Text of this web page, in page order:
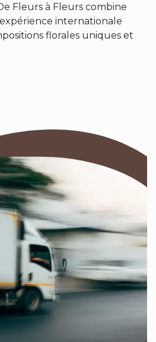
Fleurs à Fleurs combine
internationale
florales uniques et